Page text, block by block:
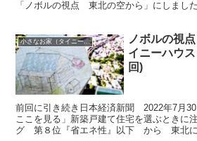
「ノボルの視点 東北の空から」にしまし
小さなお家（タイニーハウス）で暮らす
ノボルの視
イニーハウ
回)
前回に引き続き日本経済新聞 2022年7月
ここを見る」新築戸建て住宅を選ぶときに
グ 第８位『省エネ性』以下 から 東北に